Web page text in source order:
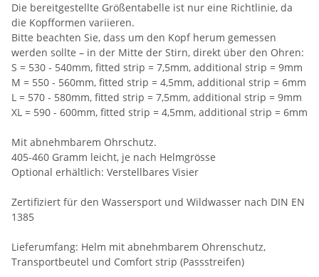
Die bereitgestellte Größentabelle ist nur eine Richtlinie, da
die Kopfformen variieren.
Bitte beachten Sie, dass um den Kopf herum gemessen
werden sollte – in der Mitte der Stirn, direkt über den Ohren:
S = 530 - 540mm, fitted strip = 7,5mm, additional strip = 9mm
M = 550 - 560mm, fitted strip = 4,5mm, additional strip = 6mm
L = 570 - 580mm, fitted strip = 7,5mm, additional strip = 9mm
XL = 590 - 600mm, fitted strip = 4,5mm, additional strip = 6mm
Mit abnehmbarem Ohrschutz.
405-460 Gramm leicht, je nach Helmgrösse
Optional erhältlich: Verstellbares Visier
Zertifiziert für den Wassersport und Wildwasser nach DIN EN
1385
Lieferumfang: Helm mit abnehmbarem Ohrenschutz,
Transportbeutel und Comfort strip (Passstreifen)